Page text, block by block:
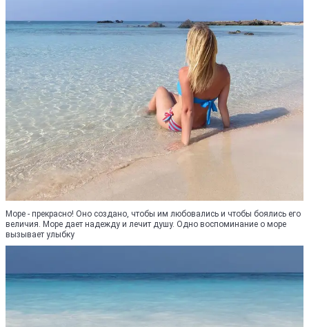
Море - прекрасно! Оно создано, чтобы им любовались и чтобы боялись его
величия. Море дает надежду и лечит душу. Одно воспоминание о море
вызывает улыбку